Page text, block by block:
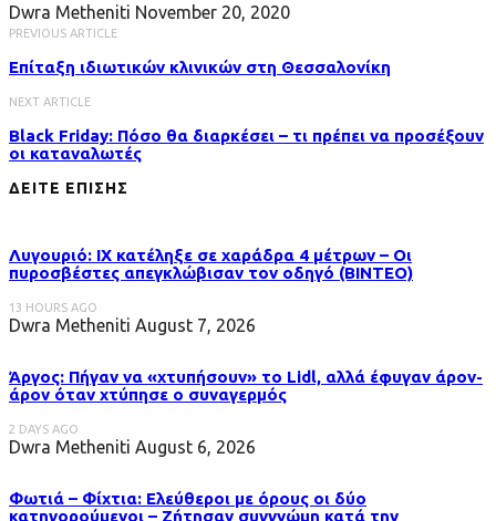
Dwra Metheniti November 20, 2020
PREVIOUS ARTICLE
Επίταξη ιδιωτικών κλινικών στη Θεσσαλονίκη
NEXT ARTICLE
Black Friday: Πόσο θα διαρκέσει – τι πρέπει να προσέξουν
οι καταναλωτές
ΔΕΙΤΕ ΕΠΙΣΗΣ
Λυγουριό: ΙΧ κατέληξε σε χαράδρα 4 μέτρων – Οι
πυροσβέστες απεγκλώβισαν τον οδηγό (ΒΙΝΤΕΟ)
13 HOURS AGO
Dwra Metheniti August 7, 2026
Άργος: Πήγαν να «χτυπήσουν» το Lidl, αλλά έφυγαν άρον-
άρον όταν χτύπησε ο συναγερμός
2 DAYS AGO
Dwra Metheniti August 6, 2026
Φωτιά – Φίχτια: Ελεύθεροι με όρους οι δύο
κατηγορούμενοι – Ζήτησαν συγγνώμη κατά την